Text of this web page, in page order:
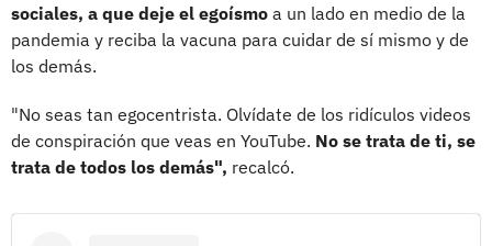
sociales, a que deje el egoísmo a un lado en medio de la
pandemia y reciba la vacuna para cuidar de sí mismo y de
los demás.
"No seas tan egocentrista. Olvídate de los ridículos videos
de conspiración que veas en YouTube. No se trata de ti, se
trata de todos los demás", recalcó.